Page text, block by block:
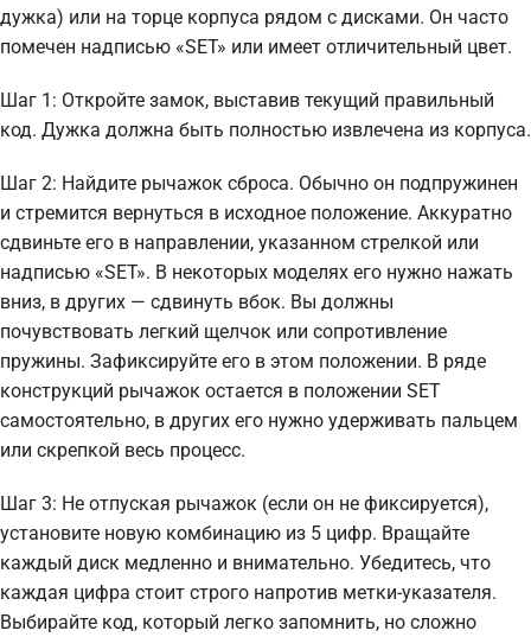
дужка) или на торце корпуса рядом с дисками. Он часто
помечен надписью «SET» или имеет отличительный цвет.
Шаг 1: Откройте замок, выставив текущий правильный
код. Дужка должна быть полностью извлечена из корпуса.
Шаг 2: Найдите рычажок сброса. Обычно он подпружинен
и стремится вернуться в исходное положение. Аккуратно
сдвиньте его в направлении, указанном стрелкой или
надписью «SET». В некоторых моделях его нужно нажать
вниз, в других — сдвинуть вбок. Вы должны
почувствовать легкий щелчок или сопротивление
пружины. Зафиксируйте его в этом положении. В ряде
конструкций рычажок остается в положении SET
самостоятельно, в других его нужно удерживать пальцем
или скрепкой весь процесс.
Шаг 3: Не отпуская рычажок (если он не фиксируется),
установите новую комбинацию из 5 цифр. Вращайте
каждый диск медленно и внимательно. Убедитесь, что
каждая цифра стоит строго напротив метки-указателя.
Выбирайте код, который легко запомнить, но сложно